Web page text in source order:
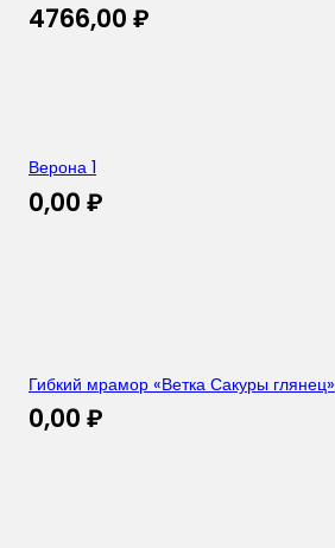
4766,00 ₽
Верона 1
0,00 ₽
Гибкий мрамор «Ветка Сакуры глянец»
0,00 ₽